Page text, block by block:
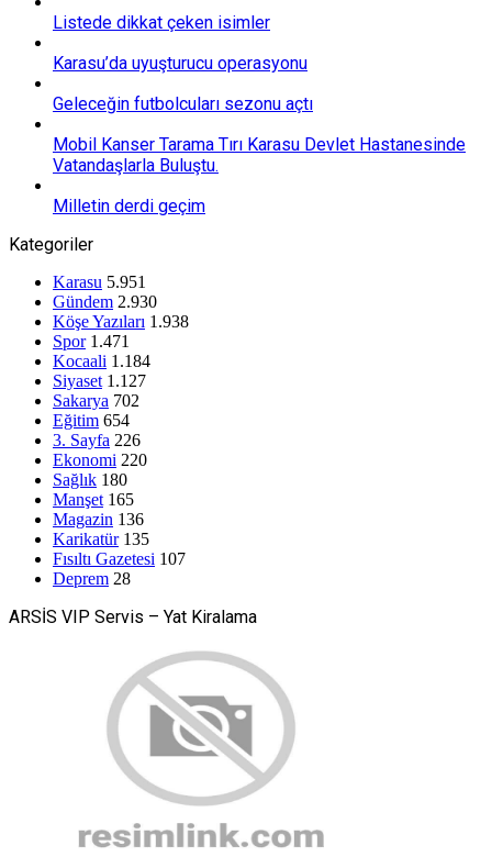
Listede dikkat çeken isimler
Karasu’da uyuşturucu operasyonu
Geleceğin futbolcuları sezonu açtı
Mobil Kanser Tarama Tırı Karasu Devlet Hastanesinde
Vatandaşlarla Buluştu.
Milletin derdi geçim
Kategoriler
Karasu 5.951
Gündem 2.930
Köşe Yazıları 1.938
Spor 1.471
Kocaali 1.184
Siyaset 1.127
Sakarya 702
Eğitim 654
3. Sayfa 226
Ekonomi 220
Sağlık 180
Manşet 165
Magazin 136
Karikatür 135
Fısıltı Gazetesi 107
Deprem 28
ARSİS VIP Servis – Yat Kiralama